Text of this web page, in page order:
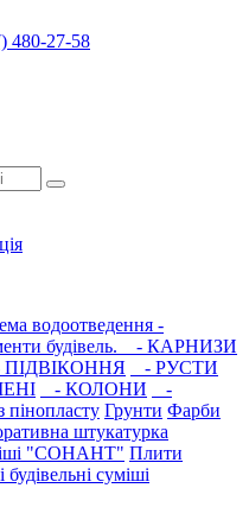
480-27-58
водоотведення -
будівель.
- КАРНИЗИ
ПІДВІКОННЯ
- РУСТИ
- КОЛОНИ
-
пінопласту Грунти Фарби
штукатурка
"СОНАНТ" Плити
будівельні суміші